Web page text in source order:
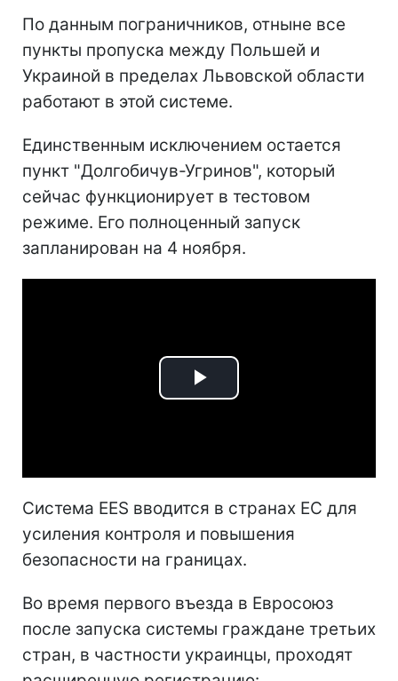
По данным пограничников, отныне все
пункты пропуска между Польшей и
Украиной в пределах Львовской области
работают в этой системе.
Единственным исключением остается
пункт "Долгобичув-Угринов", который
сейчас функционирует в тестовом
режиме. Его полноценный запуск
запланирован на 4 ноября.
Play
Система EES вводится в странах ЕС для
усиления контроля и повышения
безопасности на границах.
Во время первого въезда в Евросоюз
после запуска системы граждане третьих
стран, в частности украинцы, проходят